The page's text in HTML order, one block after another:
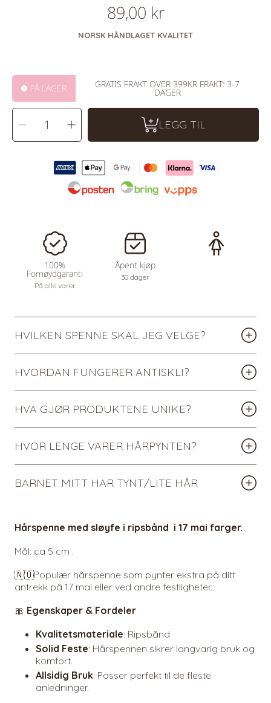
Vanlig
pris
89,00 kr
NORSK HÅNDLAGET KVALITET
PÅ LAGER GRATIS FRAKT OVER 399KR FRAKT: 3-7
DAGER
VELG
MENGDE
Reduser
antall
for
Hårsløyfe
mellomstor
Øk
antallet
for
Hårsløyfe
mai
mellomstor
LEGG TIL
100%
Fornøydgaranti
På alle varer
Åpent kjøp
30 dager
HVILKEN SPENNE SKAL JEG VELGE?
HVORDAN FUNGERER ANTISKLI?
HVA GJØR PRODUKTENE UNIKE?
HVOR LENGE VARER HÅRPYNTEN?
BARNET MITT HAR TYNT/LITE HÅR
Hårspenne med sløyfe i ripsbånd i 17 mai farger.
Mål: ca 5 cm .
🇳🇴Populær hårspenne som pynter ekstra på ditt
antrekk på 17 mai eller ved andre festligheter.
🎀 Egenskaper & Fordeler
Kvalitetsmateriale: Ripsbånd
Solid Feste: Hårspennen sikrer langvarig bruk og
komfort.
Allsidig Bruk: Passer perfekt til de fleste
anledninger.